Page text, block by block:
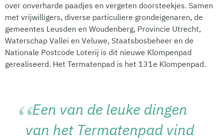
over onverharde paadjes en vergeten doorsteekjes. Samen
met vrijwilligers, diverse particuliere grondeigenaren, de
gemeentes Leusden en Woudenberg, Provincie Utrecht,
Waterschap Vallei en Veluwe, Staatsbosbeheer en de
Nationale Postcode Loterij is dit nieuwe Klompenpad
gerealiseerd. Het Termatenpad is het 131e Klompenpad.
Een van de leuke dingen
van het Termatenpad vind